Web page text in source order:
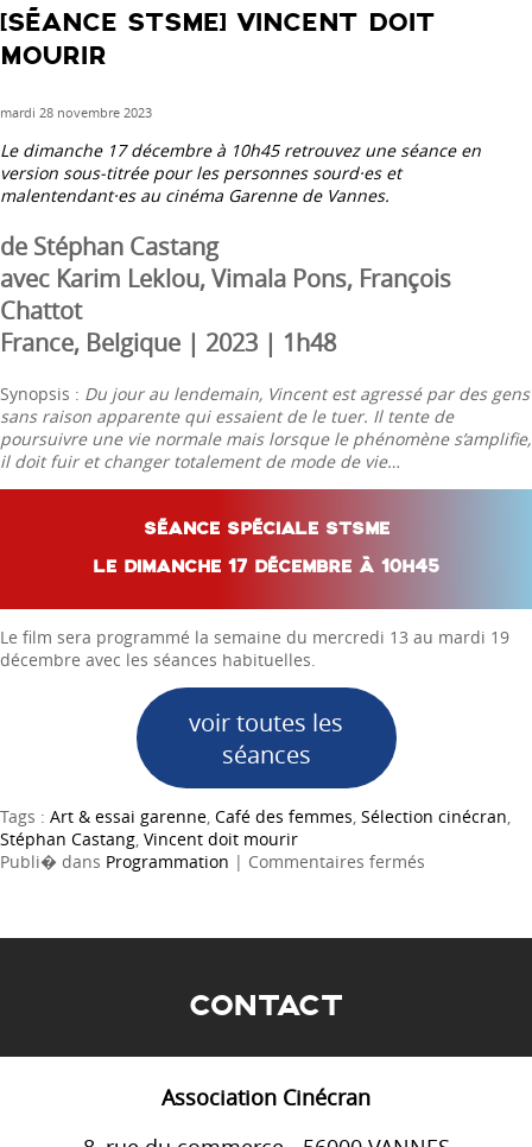
SPÉCIALE]
How
[SÉANCE STSME] VINCENT DOIT
MOURIR
mardi 28 novembre 2023
Le dimanche 17 décembre à 10h45 retrouvez une séance en
version sous-titrée pour les personnes sourd·es et
malentendant·es au cinéma Garenne de Vannes.
de Stéphan Castang
avec Karim Leklou, Vimala Pons, François
Chattot
France, Belgique | 2023 | 1h48
Synopsis : Du jour au lendemain, Vincent est agressé par des gens
sans raison apparente qui essaient de le tuer. Il tente de
poursuivre une vie normale mais lorsque le phénomène s’amplifie,
il doit fuir et changer totalement de mode de vie…
SÉANCE SPÉCIALE STSME
LE DIMANCHE 17 DÉCEMBRE À 10H45
Le film sera programmé la semaine du mercredi 13 au mardi 19
décembre avec les séances habituelles.
voir toutes les
séances
Tags : Art & essai garenne, Café des femmes, Sélection cinécran,
Stéphan Castang, Vincent doit mourir
Publi� dans Programmation | Commentaires fermés
CONTACT
Association Cinécran